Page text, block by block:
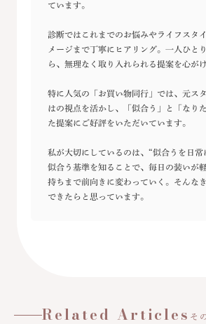
ています。
診断ではこれまでのお悩みやライフスタ
メージまで丁寧にヒアリング。一人ひと
ら、無理なく取り入れられる提案を心が
特に人気の「お買い物同行」では、元ス
はの視点を活かし、「似合う」と「なり
た提案にご好評をいただいています。
私が大切にしているのは、“似合うを日常
似合う基準を知ることで、毎日の装いが
持ちまで前向きに変わっていく。そんな
できたらと思っています。
Related Articles そ